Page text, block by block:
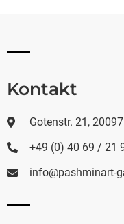
Kontakt
Gotenstr. 21,
+49 (0) 40 69 / 21
info@pashminart-